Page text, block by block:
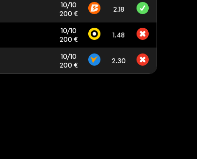
10/10
200 €
2.18
10/10
200 €
1.48
10/10
200 €
2.30